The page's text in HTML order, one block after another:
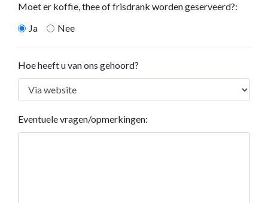
Moet er koffie, thee of frisdrank worden geserveerd?:
Ja
Nee
Hoe heeft u van ons gehoord?
Eventuele vragen/opmerkingen: